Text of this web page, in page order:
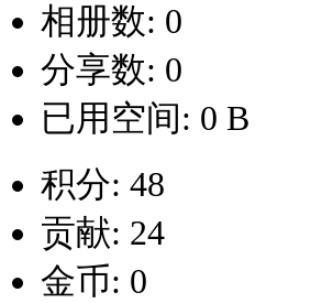
相册数: 0
分享数: 0
已用空间: 0 B
积分: 48
贡献: 24
金币: 0